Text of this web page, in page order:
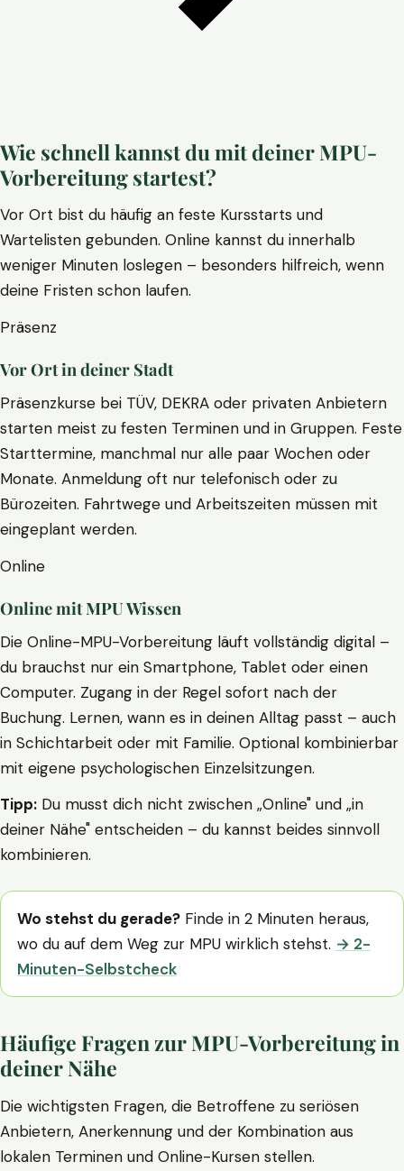
Wie schnell kannst du mit deiner MPU-
Vorbereitung startest?
Vor Ort bist du häufig an feste Kursstarts und
Wartelisten gebunden. Online kannst du innerhalb
weniger Minuten loslegen – besonders hilfreich, wenn
deine Fristen schon laufen.
Präsenz
Vor Ort in deiner Stadt
Präsenzkurse bei TÜV, DEKRA oder privaten Anbietern
starten meist zu festen Terminen und in Gruppen. Feste
Starttermine, manchmal nur alle paar Wochen oder
Monate. Anmeldung oft nur telefonisch oder zu
Bürozeiten. Fahrtwege und Arbeitszeiten müssen mit
eingeplant werden.
Online
Online mit MPU Wissen
Die Online-MPU-Vorbereitung läuft vollständig digital –
du brauchst nur ein Smartphone, Tablet oder einen
Computer. Zugang in der Regel sofort nach der
Buchung. Lernen, wann es in deinen Alltag passt – auch
in Schichtarbeit oder mit Familie. Optional kombinierbar
mit eigene psychologischen Einzelsitzungen.
Tipp: Du musst dich nicht zwischen „Online" und „in
deiner Nähe" entscheiden – du kannst beides sinnvoll
kombinieren.
Wo stehst du gerade? Finde in 2 Minuten heraus,
wo du auf dem Weg zur MPU wirklich stehst. → 2-
Minuten-Selbstcheck
Häufige Fragen zur MPU-Vorbereitung in
deiner Nähe
Die wichtigsten Fragen, die Betroffene zu seriösen
Anbietern, Anerkennung und der Kombination aus
lokalen Terminen und Online-Kursen stellen.